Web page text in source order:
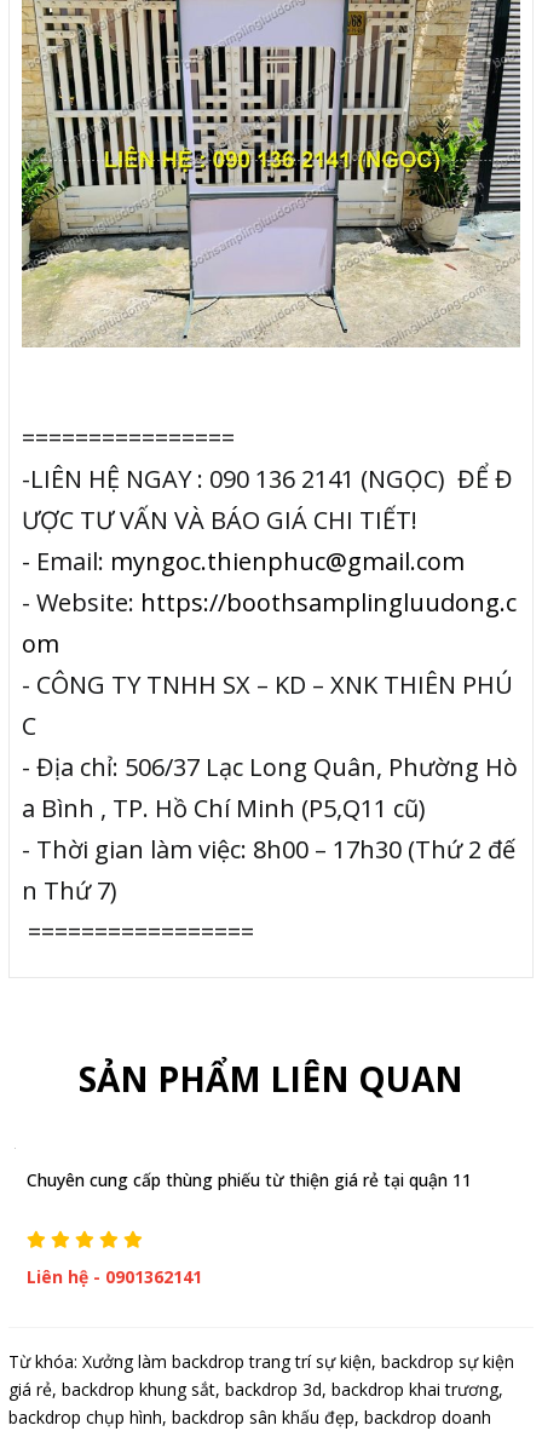
================
-LIÊN HỆ NGAY : 090 136 2141 (NGỌC) ĐỂ Đ
ƯỢC TƯ VẤN VÀ BÁO GIÁ CHI TIẾT!
- Email: myngoc.thienphuc@gmail.com
- Website: https://boothsamplingluudong.c
om
- CÔNG TY TNHH SX – KD – XNK THIÊN PHÚ
C
- Địa chỉ: 506/37 Lạc Long Quân, Phường Hò
a Bình , TP. Hồ Chí Minh (P5,Q11 cũ)
- Thời gian làm việc: 8h00 – 17h30 (Thứ 2 đế
n Thứ 7)
=================
SẢN PHẨM LIÊN QUAN
Chuyên cung cấp thùng phiếu từ thiện giá rẻ tại quận 11
Liên hệ - 0901362141
Từ khóa:Xưởng làm backdrop trang trí sự kiện,backdrop sự kiện
giá rẻ,backdrop khung sắt,backdrop 3d ,backdrop khai trương